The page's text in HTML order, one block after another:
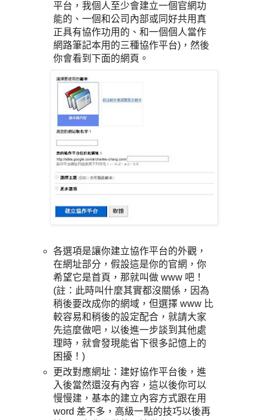
平台，我個人至少會建立一個官網功
能的、一個和公司內部或同好共用真
正具有協作功用的、和一個個人當作
網路筆記本用的三種協作平台)，然後
你會看到下面的網頁。
各選項是讓你建立協作平台的外觀，
在網址部分，假設這是你的官網，你
希望它是首頁，那就叫做 www 吧！
(註：此時叫什麼其實都沒關係，因為
稍後要改成你的網域，但選擇 www 比
較容易和稍後的設定配合，就請大家
先這麼做吧，以後進一步談到其他處
理時，就會發現能省下很多記憶上的
困擾！)
更改對應網址：建好協作平台後，進
入後當然還沒有內容，這以後你可以
慢慢建，基本的建立內容方式跟在用
word 差不多，高級一點的技巧以後再